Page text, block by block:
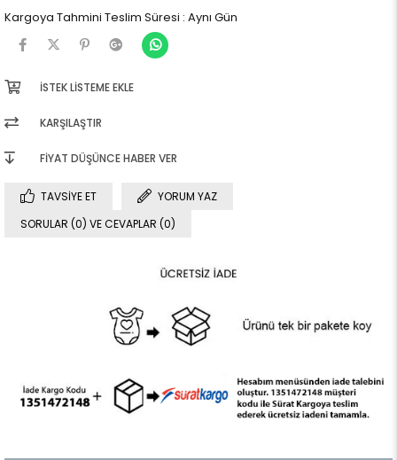
Kargoya Tahmini Teslim Süresi : Aynı Gün
İSTEK LISTEME EKLE
KARŞILAŞTIR
FIYAT DÜŞÜNCE HABER VER
TAVSIYE ET
YORUM YAZ
SORULAR (0) VE CEVAPLAR (0)